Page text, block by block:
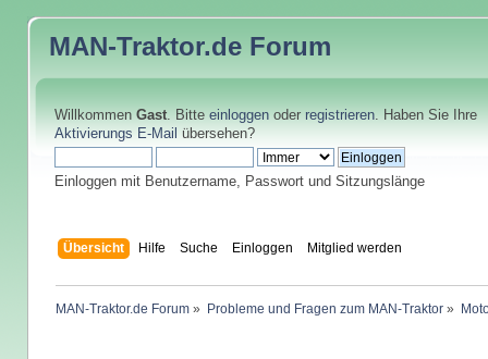
MAN-Traktor.de Forum
Willkommen Gast. Bitte einloggenoder registrieren. Haben Sie Ihre
Aktivierungs E-Mail übersehen?
Einloggen mit Benutzername, Passwort und Sitzungslänge
Übersicht Hilfe Suche Einloggen Mitglied werden
MAN-Traktor.de Forum » Probleme und Fragen zum MAN-Traktor »